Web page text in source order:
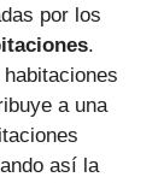
por los
.
a una
así la